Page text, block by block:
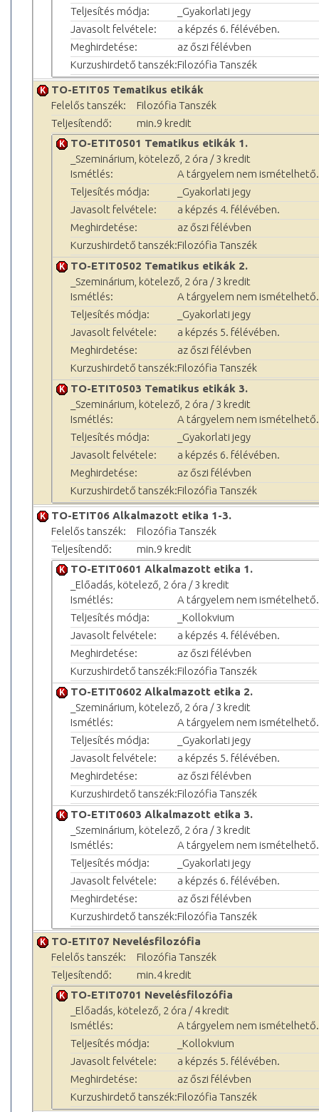
Teljesítés módja:
_Gyakorlati jegy
Javasolt felvétele:
a képzés 6. félévében.
Meghirdetése:
az őszi félévben
Kurzushirdető tanszék:Filozófia Tanszék
TO-ETIT05 Tematikus etikák
Felelős tanszék:
Filozófia Tanszék
Teljesítendő:
min.9 kredit
TO-ETIT0501 Tematikus etikák 1.
_Szeminárium, kötelező, 2 óra / 3 kredit
Ismétlés:
A tárgyelem nem ismételhető.
Teljesítés módja:
_Gyakorlati jegy
Javasolt felvétele:
a képzés 4. félévében.
Meghirdetése:
az őszi félévben
Kurzushirdető tanszék:Filozófia Tanszék
TO-ETIT0502 Tematikus etikák 2.
_Szeminárium, kötelező, 2 óra / 3 kredit
Ismétlés:
A tárgyelem nem ismételhető.
Teljesítés módja:
_Gyakorlati jegy
Javasolt felvétele:
a képzés 5. félévében.
Meghirdetése:
az őszi félévben
Kurzushirdető tanszék:Filozófia Tanszék
TO-ETIT0503 Tematikus etikák 3.
_Szeminárium, kötelező, 2 óra / 3 kredit
Ismétlés:
A tárgyelem nem ismételhető.
Teljesítés módja:
_Gyakorlati jegy
Javasolt felvétele:
a képzés 6. félévében.
Meghirdetése:
az őszi félévben
Kurzushirdető tanszék:Filozófia Tanszék
TO-ETIT06 Alkalmazott etika 1-3.
Felelős tanszék:
Filozófia Tanszék
Teljesítendő:
min.9 kredit
TO-ETIT0601 Alkalmazott etika 1.
_Előadás, kötelező, 2 óra / 3 kredit
Ismétlés:
A tárgyelem nem ismételhető.
Teljesítés módja:
_Kollokvium
Javasolt felvétele:
a képzés 4. félévében.
Meghirdetése:
az őszi félévben
Kurzushirdető tanszék:Filozófia Tanszék
TO-ETIT0602 Alkalmazott etika 2.
_Szeminárium, kötelező, 2 óra / 3 kredit
Ismétlés:
A tárgyelem nem ismételhető.
Teljesítés módja:
_Gyakorlati jegy
Javasolt felvétele:
a képzés 5. félévében.
Meghirdetése:
az őszi félévben
Kurzushirdető tanszék:Filozófia Tanszék
TO-ETIT0603 Alkalmazott etika 3.
_Szeminárium, kötelező, 2 óra / 3 kredit
Ismétlés:
A tárgyelem nem ismételhető.
Teljesítés módja:
_Gyakorlati jegy
Javasolt felvétele:
a képzés 6. félévében.
Meghirdetése:
az őszi félévben
Kurzushirdető tanszék:Filozófia Tanszék
TO-ETIT07 Nevelésfilozófia
Felelős tanszék:
Filozófia Tanszék
Teljesítendő:
min.4 kredit
TO-ETIT0701 Nevelésfilozófia
_Előadás, kötelező, 2 óra / 4 kredit
Ismétlés:
A tárgyelem nem ismételhető.
Teljesítés módja:
_Kollokvium
Javasolt felvétele:
a képzés 5. félévében.
Meghirdetése:
az őszi félévben
Kurzushirdető tanszék:Filozófia Tanszék